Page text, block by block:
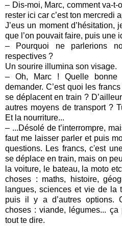
– Dis-moi, Marc, comment va-t-
rester ici car c’est ton mercredi
J’eus un moment
que l’on pouvait faire, puis une
– Pourquoi ne parlerions
respectives ?
Un sourire illumina son visage.
– Oh, Marc ! Quelle
demander. C’est quoi les
se déplacent en train ?
autres moyens de transport ?
Et la nourriture...
– ...Désolé de t’interrompre,
faut me laisser parler et puis
questions. Les francs, c'est
se déplace en train, mais on
la voiture, le bateau, la moto
choses : maths, histoire,
langues, sciences et vie de la
puis il y a d’autres options.
choses : viande, légumes...
tout te dire.